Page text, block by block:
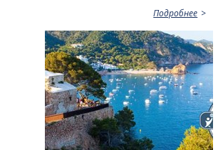
Подробнее